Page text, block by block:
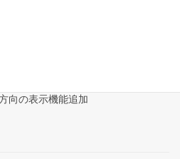
向の表示機能追加